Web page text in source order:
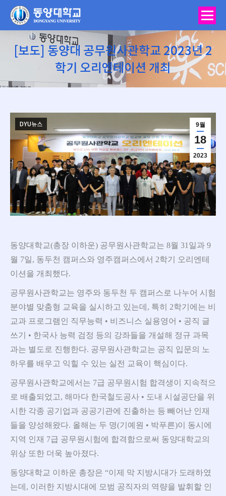
[보도] 동양대 공무원사관학교 2023년 2
학기 오리엔테이션 개최
You are here:
9월
18
2023
DYU뉴스
동양대학교(총장 이하운) 공무원사관학교는 8월 31일과 9
월 7일, 동두천 캠퍼스와 영주캠퍼스에서 2학기 오리엔테
이션을 개최했다.
공무원사관학교는 영주와 동두천 두 캠퍼스로 나누어 시험
분야별 맞춤형 교육을 실시하고 있는데, 특히 2학기에는 비
교과 프로그램인 직무능력 • 비즈니스 실용영어 • 공직 글
쓰기 • 한국사 능력 검정 등의 강좌들을 개설해 정규 과목
과는 별도로 진행한다. 공무원사관학교는 공직 입문의 노
하우를 배우고 익힐 수 있는 실전 교육이 핵심이다.
공무원사관학교에서는 7급 공무원시험 합격생이 지속적으
로 배출되었고, 해마다 한국철도공사 • 도내 시설공단을 위
시한 각종 공기업과 공공기관에 진출하는 등 빼어난 인재
들을 양성해왔다. 올해는 두 명(기예원 • 박푸른)이 동시에
지역 인재 7급 공무원시험에 합격함으로써 동양대학교의
위상 또한 더욱 높아졌다.
동양대학교 이하운 총장은 “이제 막 지방시대가 도래하였
는데, 이러한 지방시대에 모범 공직자의 역량을 발휘할 인